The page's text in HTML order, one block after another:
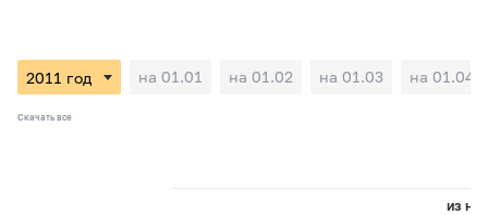
на 01.01 на 01.02 на 01.03 на 01.04
Скачать все
из